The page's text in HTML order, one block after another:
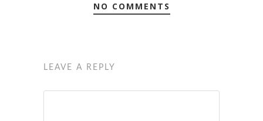
NO COMMENTS
LEAVE A REPLY